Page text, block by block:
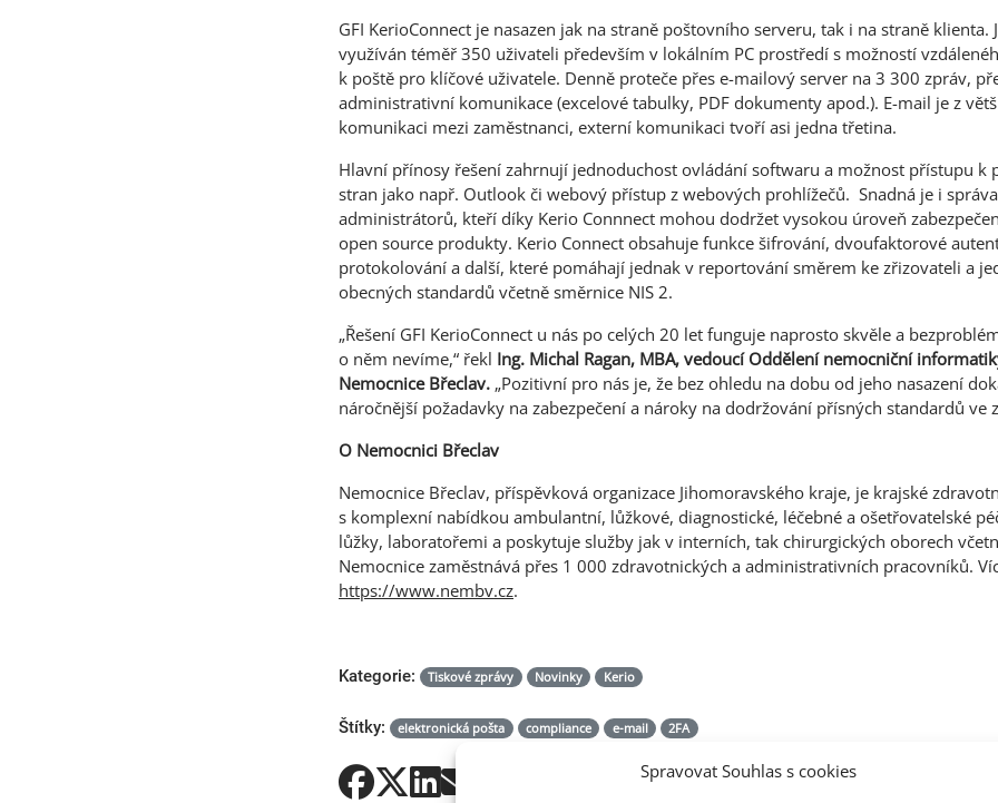
Spravovat Souhlas s cookies
GFI KerioConnect je nasazen jak na straně poštovního serveru, tak i na straně klienta.
využíván téměř 350 uživateli především v lokálním PC prostředí s možností
k poště pro klíčové uživatele. Denně proteče přes e-mailový server na 3 300 zpráv,
administrativní komunikace (excelové tabulky, PDF dokumenty apod.). E-mail je z
komunikaci mezi zaměstnanci, externí komunikaci tvoří asi jedna třetina.
Hlavní přínosy řešení zahrnují jednoduchost ovládání softwaru a možnost přístupu k
stran jako např. Outlook či webový přístup z webových prohlížečů. Snadná je i
administrátorů, kteří díky Kerio Connnect mohou dodržet vysokou úroveň
open source produkty. Kerio Connect obsahuje funkce šifrování, dvoufaktorové
protokolování a další, které pomáhají jednak v reportování směrem ke zřizovateli a
obecných standardů včetně směrnice NIS 2.
„Řešení GFI KerioConnect u nás po celých 20 let funguje naprosto skvěle a
o něm nevíme,“ řekl Ing. Michal Ragan, MBA, vedoucí Oddělení nemocniční
Nemocnice Břeclav. „Pozitivní pro nás je, že bez ohledu na dobu od jeho nasazení
náročnější požadavky na zabezpečení a nároky na dodržování přísných standardů ve
O Nemocnici Břeclav
Nemocnice Břeclav, příspěvková organizace Jihomoravského kraje, je krajské
s komplexní nabídkou ambulantní, lůžkové, diagnostické, léčebné a ošetřovatelské
lůžky, laboratořemi a poskytuje služby jak v interních, tak chirurgických oborech
Nemocnice zaměstnává přes 1 000 zdravotnických a administrativních pracovníků.
https://www.nembv.cz.
Kategorie: Tiskové zprávy Novinky Kerio
Štítky: elektronická pošta compliance e-mail 2FA